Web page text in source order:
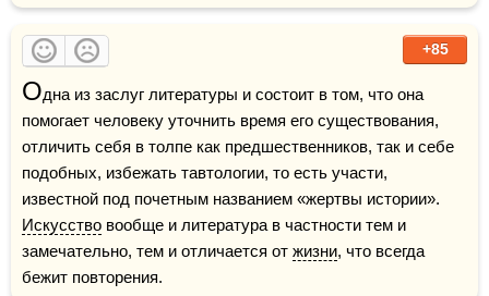
+85
Одна из заслуг литературы и состоит в том, что она
помогает человеку уточнить время его существования,
отличить себя в толпе как предшественников, так и себе
подобных, избежать тавтологии, то есть участи,
Искусство вообще и литература в частности тем и
замечательно, тем и отличается от жизни, что всегда
бежит повторения.